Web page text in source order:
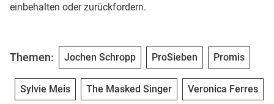
einbehalten oder zurückfordern.
Themen: Jochen Schropp ProSieben Promis
Sylvie Meis The Masked Singer Veronica Ferres